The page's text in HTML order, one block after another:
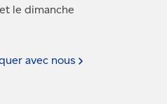
le dimanche
avec nous